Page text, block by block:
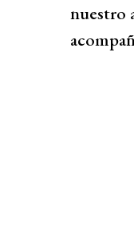
nuestro